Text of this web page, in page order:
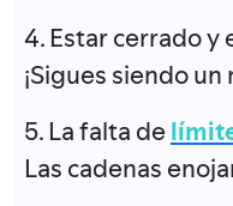
4. Estar cerrado y
¡Sigues siendo
5. La falta de
Las cadenas